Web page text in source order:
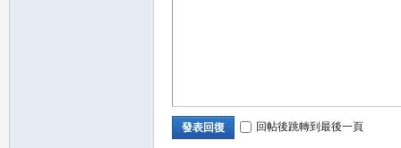
發表回復 回帖後跳轉到最後一頁